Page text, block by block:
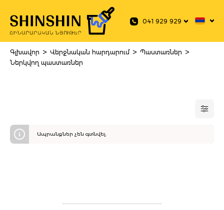
041 929 929
Գլխավոր > Վերջնական հարդարում > Պաստառներ >
Ներկվող պաստառներ
Ապրանքներ չեն գտնվել.